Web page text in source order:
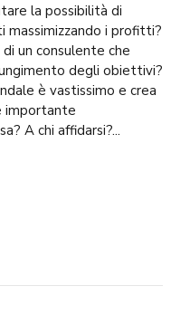
la possibilità di
i profitti?
un consulente che
degli obiettivi?
è vastissimo e crea
importante
A chi affidarsi?...